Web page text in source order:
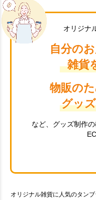
オリジナ
自分の
雑貨
物販の
グッ
など、グッズ制作
オリジナル雑貨に人気のタン